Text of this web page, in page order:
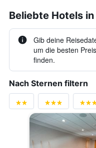
Beliebte Hotels
Gib deine
um die besten
finden.
Nach Sternen filtern